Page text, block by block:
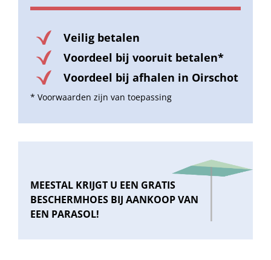
Veilig betalen
Voordeel bij vooruit betalen*
Voordeel bij afhalen in Oirschot
* Voorwaarden zijn van toepassing
MEESTAL KRIJGT U EEN GRATIS
BESCHERMHOES BIJ AANKOOP VAN
EEN PARASOL!